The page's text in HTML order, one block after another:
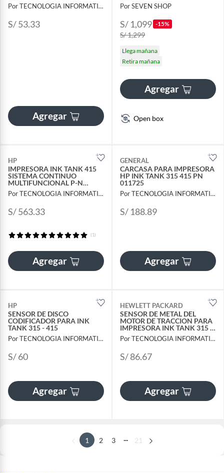
Por TECNOLOGIA INFORMATICA Y CONSULTORIA
S/ 53.33
Agregar
Por SEVEN SHOP
S/ 1,099 -15%
S/ 1,299
Llega mañana
Retira mañana
Agregar
Open box
HP
IMPRESORA INK TANK 415
SISTEMA CONTINUO
MULTIFUNCIONAL P-N
Z4B53A
Por TECNOLOGIA INFORMATICA Y CONSULTORIA
S/ 563.33
(1)
Agregar
GENERAL
CARCASA PARA IMPRESORA
HP INK TANK 315 415 PN
011725
Por TECNOLOGIA INFORMATICA Y CONSULTORIA
S/ 188.89
Agregar
HP
SENSOR DE DISCO
CODIFICADOR PARA INK
TANK 315 - 415
Por TECNOLOGIA INFORMATICA Y CONSULTORIA
S/ 60
Agregar
HEWLETT PACKARD
SENSOR DE METAL DEL
MOTOR DE TRACCION PARA
IMPRESORA INK TANK 315 -
415
Por TECNOLOGIA INFORMATICA Y CONSULTORIA
S/ 86.67
Agregar
1 2 3 ... 21